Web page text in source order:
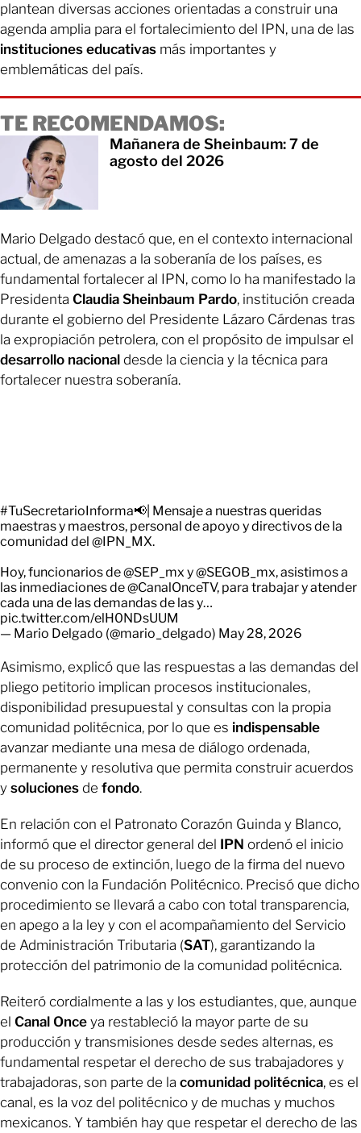
plantean diversas acciones orientadas a construir una
agenda amplia para el fortalecimiento del IPN, una de las
instituciones educativas más importantes y
emblemáticas del país.
TE RECOMENDAMOS:
Mañanera de Sheinbaum: 7 de
agosto del 2026
Mario Delgado destacó que, en el contexto internacional
actual, de amenazas a la soberanía de los países, es
fundamental fortalecer al IPN, como lo ha manifestado la
Presidenta Claudia Sheinbaum Pardo, institución creada
durante el gobierno del Presidente Lázaro Cárdenas tras
la expropiación petrolera, con el propósito de impulsar el
desarrollo nacional desde la ciencia y la técnica para
fortalecer nuestra soberanía.
#TuSecretarioInforma📢| Mensaje a nuestras queridas
maestras y maestros, personal de apoyo y directivos de la
comunidad del @IPN_MX.
Hoy, funcionarios de@SEP_mx y@SEGOB_mx, asistimos a
las inmediaciones de@CanalOnceTV, para trabajar y atender
cada una de las demandas de las y…
pic.twitter.com/elH0NDsUUM
— Mario Delgado (@mario_delgado) May 28, 2026
Asimismo, explicó que las respuestas a las demandas del
pliego petitorio implican procesos institucionales,
disponibilidad presupuestal y consultas con la propia
comunidad politécnica, por lo que es indispensable
avanzar mediante una mesa de diálogo ordenada,
permanente y resolutiva que permita construir acuerdos
y soluciones de fondo.
En relación con el Patronato Corazón Guinda y Blanco,
informó que el director general del IPN ordenó el inicio
de su proceso de extinción, luego de la firma del nuevo
convenio con la Fundación Politécnico. Precisó que dicho
procedimiento se llevará a cabo con total transparencia,
en apego a la ley y con el acompañamiento del Servicio
de Administración Tributaria (SAT), garantizando la
protección del patrimonio de la comunidad politécnica.
Reiteró cordialmente a las y los estudiantes, que, aunque
el Canal Once ya restableció la mayor parte de su
producción y transmisiones desde sedes alternas, es
fundamental respetar el derecho de sus trabajadores y
trabajadoras, son parte de la comunidad politécnica, es el
canal, es la voz del politécnico y de muchas y muchos
mexicanos. Y también hay que respetar el derecho de las